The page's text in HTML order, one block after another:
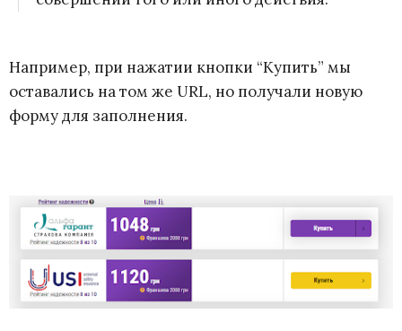
Например, при нажатии кнопки “Купить” мы
оставались на том же URL, но получали новую
форму для заполнения.